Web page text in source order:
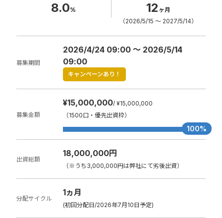
8.0% 12 ヶ月
（2026/5/15 〜 2027/5/14）
募集期間
2026/4/24 09:00 〜 2026/5/14
09:00
キャンペーンあり！
募集金額
¥15,000,000/ ¥15,000,000
（1500口・優先出資枠）
100%
出資総額
18,000,000円
（※うち3,000,000円は弊社にて劣後出資）
分配サイクル
1ヵ月
(初回分配日/2026年7月10日予定)